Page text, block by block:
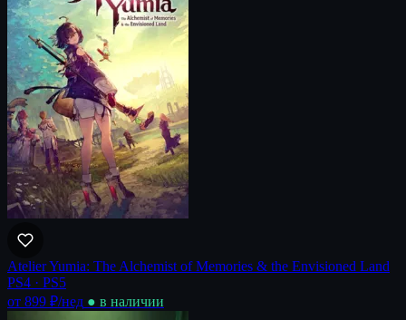
Atelier Yumia: The Alchemist of Memories & the Envisioned Land
PS4 · PS5
от 899 ₽/нед ● в наличии